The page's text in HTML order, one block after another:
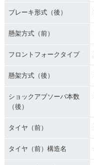
ブレーキ形式（後）
懸架方式（前）
フロントフォークタイプ
懸架方式（後）
ショックアブソーバ本数
（後）
タイヤ（前）
タイヤ（前）構造名